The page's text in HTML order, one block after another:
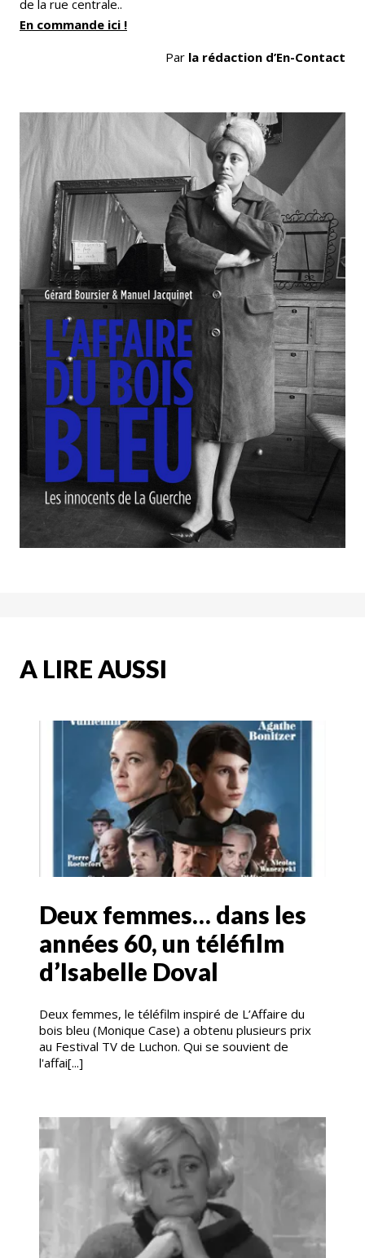
de la rue centrale..
En commande ici !
Par la rédaction d’En-Contact
A LIRE AUSSI
Deux femmes… dans les
années 60, un téléfilm
d’Isabelle Doval
Deux femmes, le téléfilm inspiré de L’Affaire du
bois bleu (Monique Case) a obtenu plusieurs prix
au Festival TV de Luchon. Qui se souvient de
l'affai[...]